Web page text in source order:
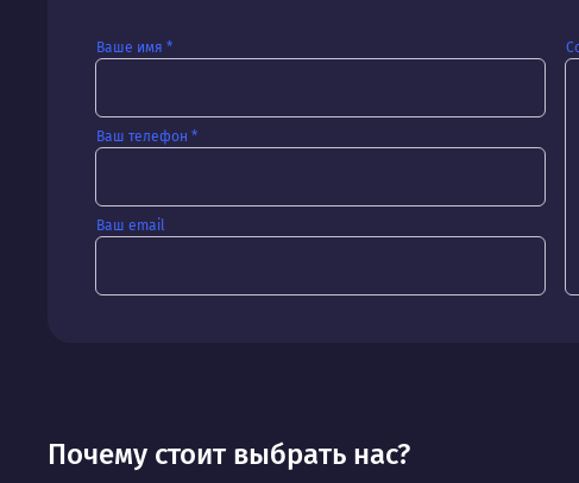
Ваше имя *
Ваш телефон *
Ваш email
Почему стоит выбрать нас?